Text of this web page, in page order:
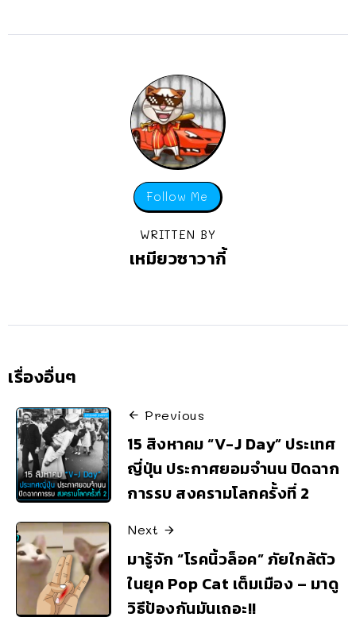
Follow Me
WRITTEN BY
เหมียวซาวากี้
เรื่องอื่นๆ
Previous
15 สิงหาคม “V-J Day” ประเทศ
ญี่ปุ่น ประกาศยอมจำนน ปิดฉาก
การรบ สงครามโลกครั้งที่ 2
Next
มารู้จัก “โรคนิ้วล็อค” ภัยใกล้ตัว
ในยุค Pop Cat เต็มเมือง – มาดู
วิธีป้องกันมันเถอะ!!